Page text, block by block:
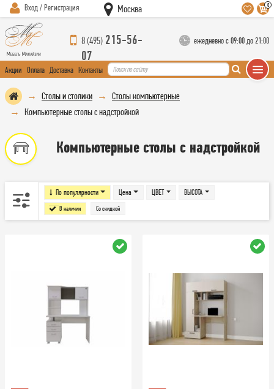
Вход / Регистрация Москва 0
8 (495) 215-56-
07
ежедневно с 09:00 до 21:00
Акции Оплата Доставка Контакты
Столы и столики
Столы компьютерные
Компьютерные столы с надстройкой
Компьютерные столы с надстройкой
По популярности Цена
В наличии Со скидкой
ЦВЕТ ВЫСОТА